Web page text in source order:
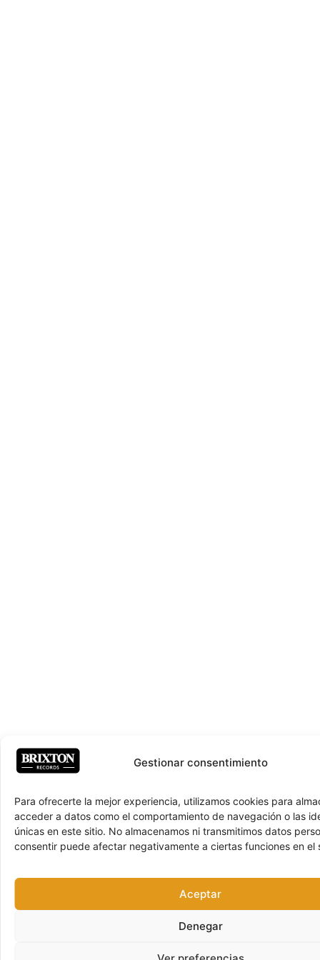
Gestionar consentimiento
Para ofrecerte la mejor experiencia, utilizamos cookies para
acceder a datos como el comportamiento de navegación o las
únicas en este sitio. No almacenamos ni transmitimos datos
consentir puede afectar negativamente a ciertas funciones en el
Aceptar
Denegar